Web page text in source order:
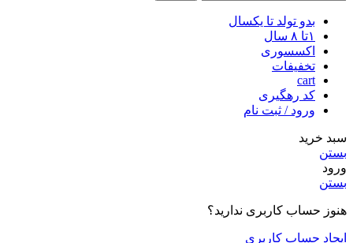
بدو تولد تا یکسال
۱تا ۸ سال
اکسسوری
تخفیفات
cart
کد رهگیری
ورود / ثبت نام
سبد خرید
بستن
ورود
بستن
هنوز حساب کاربری ندارید؟
ایجاد حساب کاربری